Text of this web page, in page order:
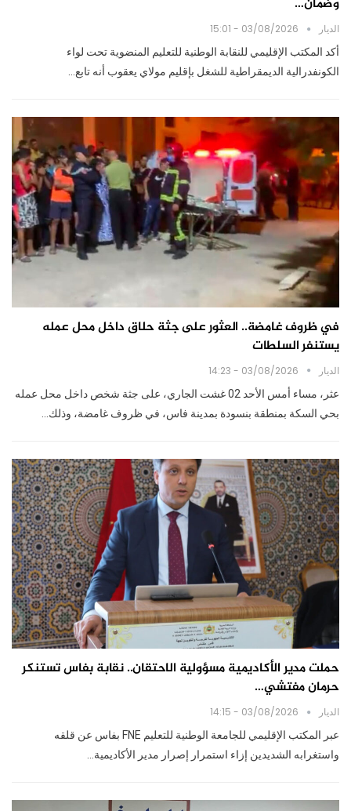
وضمان…
الديار 03/08/2026 - 15:01
أكد المكتب الإقليمي للنقابة الوطنية للتعليم المنضوية تحت لواء
الكونفدرالية الديمقراطية للشغل بإقليم مولاي يعقوب أنه تابع…
في ظروف غامضة.. العثور على جثة حلاق داخل محل عمله
يستنفر السلطات
الديار 03/08/2026 - 14:23
عثر، مساء أمس الأحد 02 غشت الجاري، على جثة شخص داخل محل عمله
بحي السكة بمنطقة بنسودة بمدينة فاس، في ظروف غامضة، وذلك…
حملت مدير الأكاديمية مسؤولية الاحتقان.. نقابة بفاس تستنكر
حرمان مفتشي…
الديار 03/08/2026 - 14:15
عبر المكتب الإقليمي للجامعة الوطنية للتعليم FNE بفاس عن قلقه
واستغرابه الشديدين إزاء استمرار إصرار مدير الأكاديمية…